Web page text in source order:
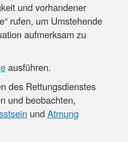
und vorhandener
rufen, um Umstehende
aufmerksam zu
ausführen.
des Rettungsdienstes
und beobachten,
und Atmung